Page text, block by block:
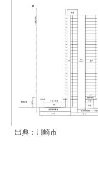
出典：川崎市